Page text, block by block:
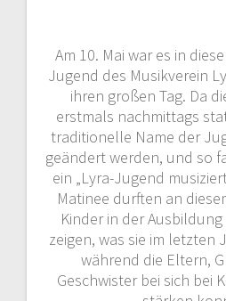
Am 10. Mai war es in
Jugend des Musikverein
ihren großen Tag. Da
erstmals nachmittags
traditionelle Name der
geändert werden, und so
ein „Lyra-Jugend
Matinee durften an
Kinder in der
zeigen, was sie im letzten
während die Eltern,
Geschwister bei sich bei